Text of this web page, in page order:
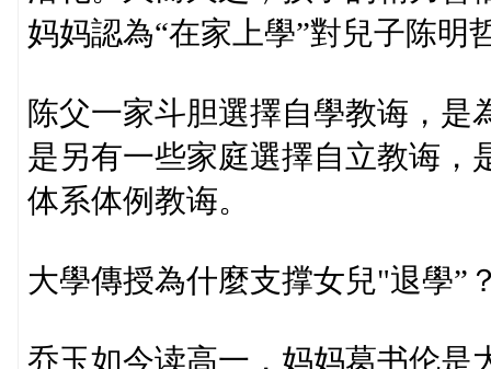
妈妈認為“在家上學”對兒子陈明
陈父一家斗胆選擇自學教诲，是
是另有一些家庭選擇自立教诲，
体系体例教诲。
大學傳授為什麼支撑女兒"退學”
乔玉如今读高一，妈妈葛书伦是